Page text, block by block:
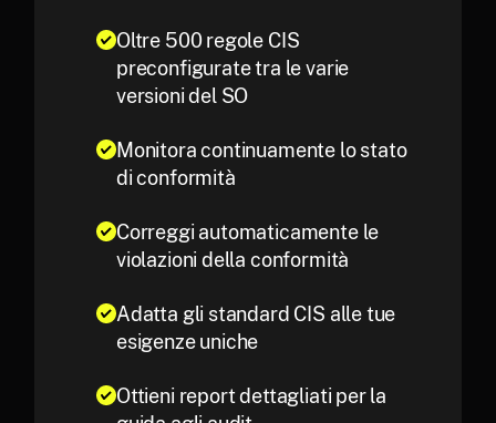
Oltre 500 regole CIS
preconfigurate tra le varie
versioni del SO
Monitora continuamente lo stato
di conformità
Correggi automaticamente le
violazioni della conformità
Adatta gli standard CIS alle tue
esigenze uniche
Ottieni report dettagliati per la